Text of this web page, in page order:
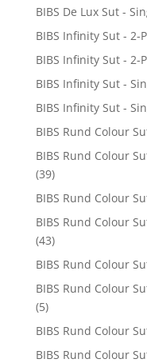
BIBS De Lux Sut -
BIBS Infinity Sut - 2-
BIBS Infinity Sut - 2-
BIBS Infinity Sut -
BIBS Infinity Sut -
BIBS Rund Colour
BIBS Rund Colour
(39)
BIBS Rund Colour
BIBS Rund Colour
(43)
BIBS Rund Colour
BIBS Rund Colour
(5)
BIBS Rund Colour
BIBS Rund Colour